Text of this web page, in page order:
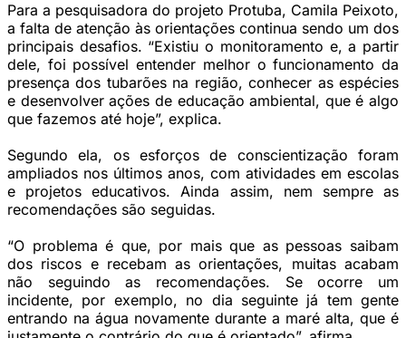
Para a pesquisadora do projeto Protuba, Camila Peixoto,
a falta de atenção às orientações continua sendo um dos
principais desafios. “Existiu o monitoramento e, a partir
dele, foi possível entender melhor o funcionamento da
presença dos tubarões na região, conhecer as espécies
e desenvolver ações de educação ambiental, que é algo
que fazemos até hoje”, explica.
Segundo ela, os esforços de conscientização foram
ampliados nos últimos anos, com atividades em escolas
e projetos educativos. Ainda assim, nem sempre as
recomendações são seguidas.
“O problema é que, por mais que as pessoas saibam
dos riscos e recebam as orientações, muitas acabam
não seguindo as recomendações. Se ocorre um
incidente, por exemplo, no dia seguinte já tem gente
entrando na água novamente durante a maré alta, que é